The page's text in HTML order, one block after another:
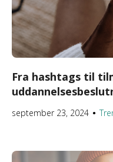
Fra hashtags til
september 23, 2024 ●